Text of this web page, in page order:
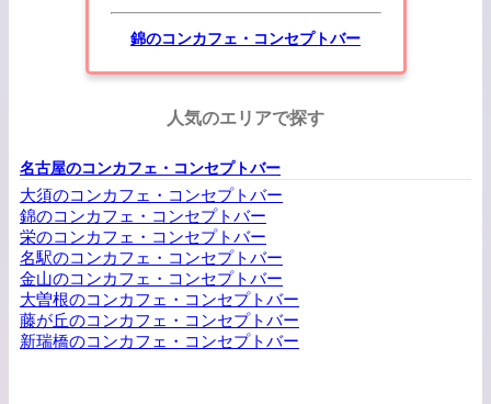
錦のコンカフェ・コンセプトバー
人気のエリアで探す
名古屋のコンカフェ・コンセプトバー
大須のコンカフェ・コンセプトバー
錦のコンカフェ・コンセプトバー
栄のコンカフェ・コンセプトバー
名駅のコンカフェ・コンセプトバー
金山のコンカフェ・コンセプトバー
大曽根のコンカフェ・コンセプトバー
藤が丘のコンカフェ・コンセプトバー
新瑞橋のコンカフェ・コンセプトバー